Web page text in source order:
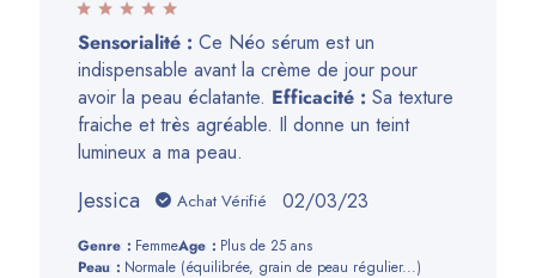
de
Guérande
Cosmétiques
du
May
02
2023
Sensorialité : Ce Néo sérum est un
indispensable avant la crème de jour pour
avoir la peau éclatante. Efficacité : Sa texture
fraiche et très agréable. Il donne un teint
lumineux a ma peau.
Jessica Achat Vérifié
Date
publication
02/03/23
Genre: FemmeAge:
Plus de 25 ans
Peau:
Normale (équilibrée, grain de peau régulier...)